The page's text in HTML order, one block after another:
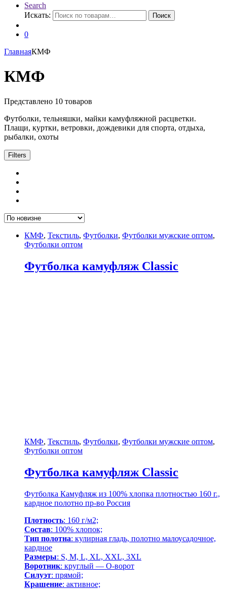
Search
Искать:
Поиск
0
ГлавнаяКМФ
КМФ
Представлено 10 товаров
Футболки, тельняшки, майки камуфляжной расцветки.
Плащи, куртки, ветровки, дождевики для спорта, отдыха,
рыбалки, охоты
Filters
КМФ, Текстиль, Футболки, Футболки мужские оптом,
Футболки оптом
Футболка камуфляж Classic
КМФ, Текстиль, Футболки, Футболки мужские оптом,
Футболки оптом
Футболка камуфляж Classic
Футболка Камуфляж из 100% хлопка плотностью 160 г.,
кардное полотно пр-во Россия
Плотность: 160 г/м2;
Состав: 100% хлопок;
Тип полотна: кулирная гладь, полотно малоусадочное,
кардное
Размеры: S, M, L, XL, XXL, 3XL
Воротник: круглый — О-ворот
Силуэт: прямой;
Крашение: активное;